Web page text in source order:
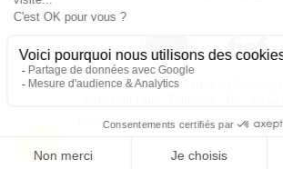
La Cinémathèque de Toulouse
La Cinémathèque de Toulouse © 2015. Tous